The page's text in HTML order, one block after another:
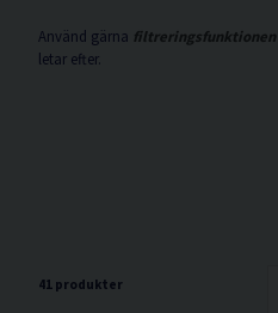
Använd gärna filtreringsfunktionen
letar efter.
41 produkter